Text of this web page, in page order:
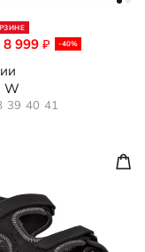
8 999 ₽ -40%
W
39 40 41